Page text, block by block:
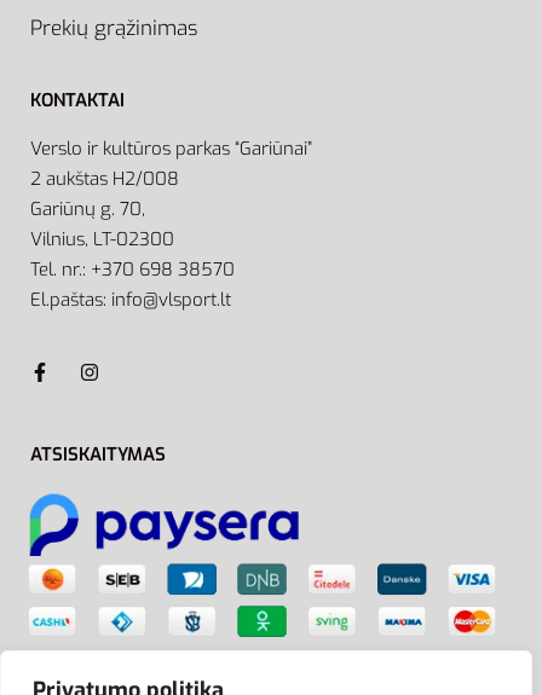
Prekių grąžinimas
KONTAKTAI
Verslo ir kultūros parkas “Gariūnai”
2 aukštas H2/008
Gariūnų g. 70,
Vilnius, LT-02300
Tel. nr.: +370 698 38570
El.paštas: info@vlsport.lt
ATSISKAITYMAS